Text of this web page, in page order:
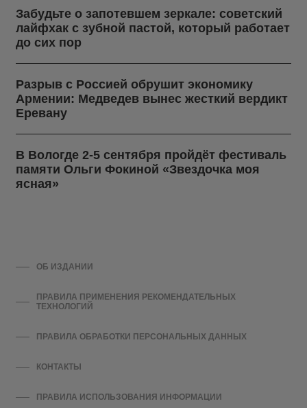
Забудьте о запотевшем зеркале: советский
лайфхак с зубной пастой, который работает
до сих пор
Разрыв с Россией обрушит экономику
Армении: Медведев вынес жесткий вердикт
Еревану
В Вологде 2-5 сентября пройдёт фестиваль
памяти Ольги Фокиной «Звездочка моя
ясная»
ОБ ИЗДАНИИ
ПРАВИЛА ПРИМЕНЕНИЯ РЕКОМЕНДАТЕЛЬНЫХ
ТЕХНОЛОГИЙ
ПРАВИЛА ОБРАБОТКИ ПЕРСОНАЛЬНЫХ ДАННЫХ
КОНТАКТЫ
ПРАВИЛА ИСПОЛЬЗОВАНИЯ ИНФОРМАЦИИ